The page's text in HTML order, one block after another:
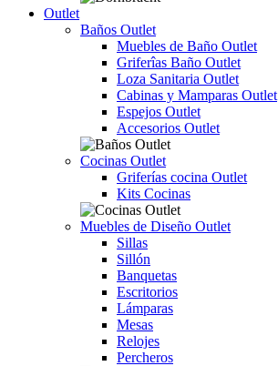
Outlet
Baños Outlet
Muebles de Baño Outlet
Griferîas Baño Outlet
Loza Sanitaria Outlet
Cabinas y Mamparas Outlet
Espejos Outlet
Accesorios Outlet
Cocinas Outlet
Griferías cocina Outlet
Kits Cocinas
Muebles de Diseño Outlet
Sillas
Sillón
Banquetas
Escritorios
Lámparas
Mesas
Relojes
Percheros